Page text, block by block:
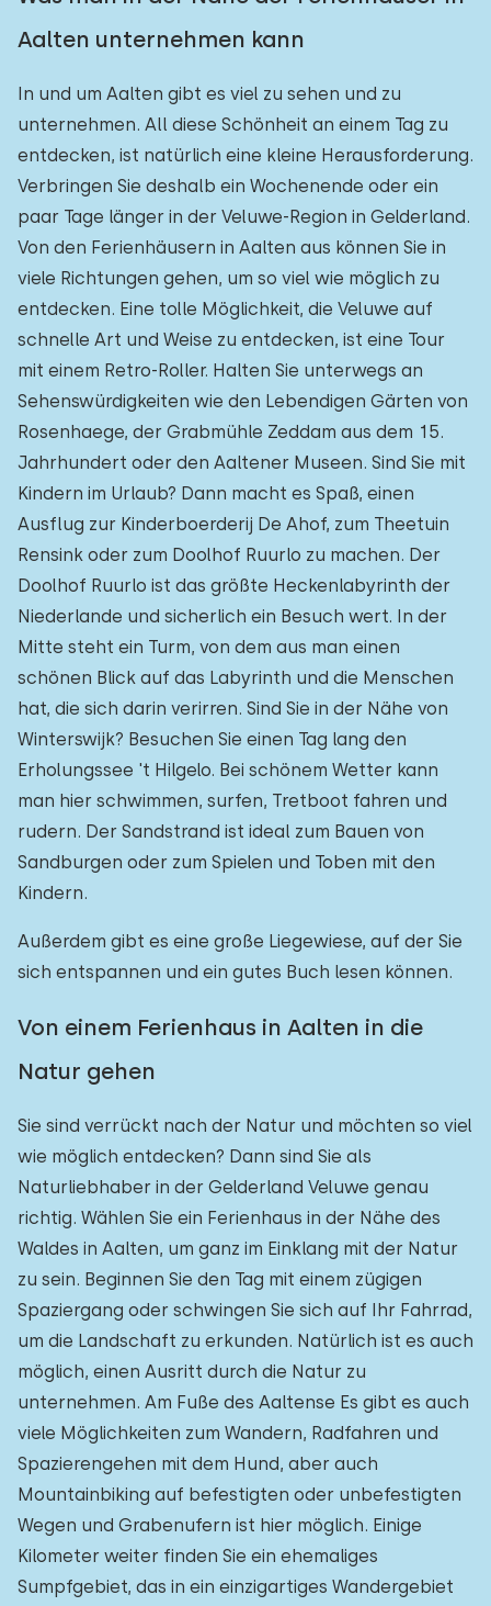
Aalten unternehmen kann
In und um Aalten gibt es viel zu sehen und zu
unternehmen. All diese Schönheit an einem Tag zu
entdecken, ist natürlich eine kleine Herausforderung.
Verbringen Sie deshalb ein Wochenende oder ein
paar Tage länger in der Veluwe-Region in Gelderland.
Von den Ferienhäusern in Aalten aus können Sie in
viele Richtungen gehen, um so viel wie möglich zu
entdecken. Eine tolle Möglichkeit, die Veluwe auf
schnelle Art und Weise zu entdecken, ist eine Tour
mit einem Retro-Roller. Halten Sie unterwegs an
Sehenswürdigkeiten wie den Lebendigen Gärten von
Rosenhaege, der Grabmühle Zeddam aus dem 15.
Jahrhundert oder den Aaltener Museen. Sind Sie mit
Kindern im Urlaub? Dann macht es Spaß, einen
Ausflug zur Kinderboerderij De Ahof, zum Theetuin
Rensink oder zum Doolhof Ruurlo zu machen. Der
Doolhof Ruurlo ist das größte Heckenlabyrinth der
Niederlande und sicherlich ein Besuch wert. In der
Mitte steht ein Turm, von dem aus man einen
schönen Blick auf das Labyrinth und die Menschen
hat, die sich darin verirren. Sind Sie in der Nähe von
Winterswijk? Besuchen Sie einen Tag lang den
Erholungssee 't Hilgelo. Bei schönem Wetter kann
man hier schwimmen, surfen, Tretboot fahren und
rudern. Der Sandstrand ist ideal zum Bauen von
Sandburgen oder zum Spielen und Toben mit den
Kindern.
Außerdem gibt es eine große Liegewiese, auf der Sie
sich entspannen und ein gutes Buch lesen können.
Von einem Ferienhaus in Aalten in die
Natur gehen
Sie sind verrückt nach der Natur und möchten so viel
wie möglich entdecken? Dann sind Sie als
Naturliebhaber in der Gelderland Veluwe genau
richtig. Wählen Sie ein Ferienhaus in der Nähe des
Waldes in Aalten, um ganz im Einklang mit der Natur
zu sein. Beginnen Sie den Tag mit einem zügigen
Spaziergang oder schwingen Sie sich auf Ihr Fahrrad,
um die Landschaft zu erkunden. Natürlich ist es auch
möglich, einen Ausritt durch die Natur zu
unternehmen. Am Fuße des Aaltense Es gibt es auch
viele Möglichkeiten zum Wandern, Radfahren und
Spazierengehen mit dem Hund, aber auch
Mountainbiking auf befestigten oder unbefestigten
Wegen und Grabenufern ist hier möglich. Einige
Kilometer weiter finden Sie ein ehemaliges
Sumpfgebiet, das in ein einzigartiges Wandergebiet